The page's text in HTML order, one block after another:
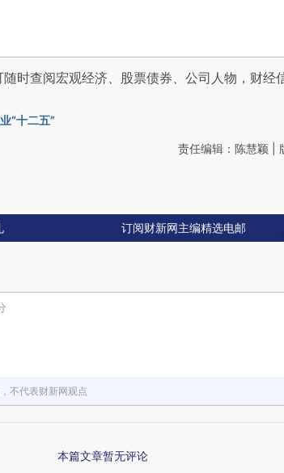
随时查阅宏观经济、股票债券、公司人物，财经
“十二五”
责任编辑：陈慧颖 |
订阅财新网主编精选电邮
不代表财新网观点
本篇文章暂无评论